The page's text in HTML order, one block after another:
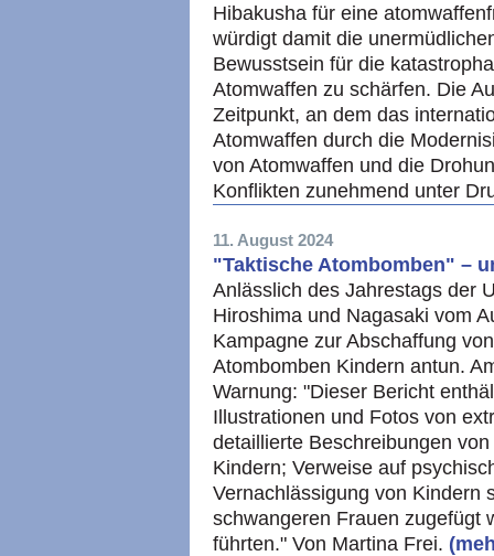
Hibakusha für eine
würdigt damit die
Bewusstsein für die
Atomwaffen zu schärfen. Die
Zeitpunkt, an dem das
Atomwaffen durch die
von Atomwaffen und die
Konflikten zunehmend unter
11. August 2024
"Taktische Atombomben" –
Anlässlich des Jahrestags der
Hiroshima und Nagasaki vom
Kampagne zur Abschaffung
Atombomben Kindern antun.
Warnung: "Dieser Bericht
Illustrationen und Fotos von
detaillierte Beschreibungen
Kindern; Verweise auf
Vernachlässigung von Kindern
schwangeren Frauen zugefügt
führten." Von Martina Frei.